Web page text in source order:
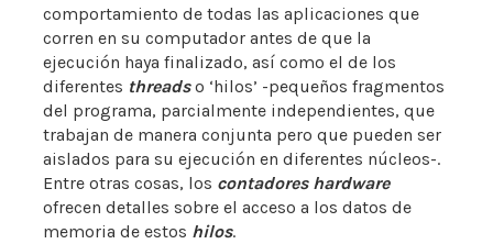
comportamiento de todas las aplicaciones que
corren en su computador antes de que la
ejecución haya finalizado, así como el de los
diferentes threadso ‘hilos’ -pequeños fragmentos
del programa, parcialmente independientes, que
trabajan de manera conjunta pero que pueden ser
aislados para su ejecución en diferentes núcleos-.
Entre otras cosas, los contadores hardware
ofrecen detalles sobre el acceso a los datos de
memoria de estos hilos.